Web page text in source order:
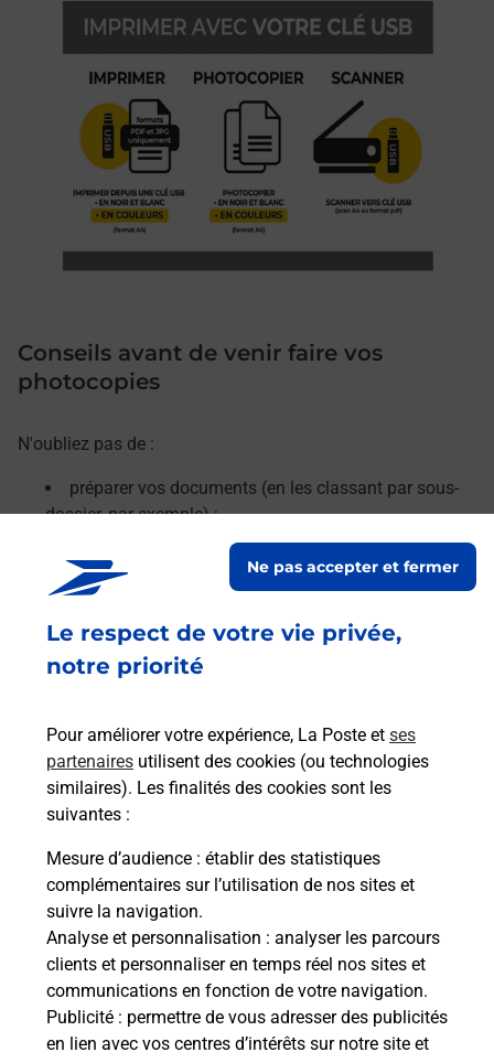
Le respect de votre vie privée,
notre priorité
Pour améliorer votre expérience, La Poste et ses
partenaires utilisent des cookies (ou technologies
similaires). Les finalités des cookies sont les
suivantes :
Mesure d’audience : établir des statistiques
complémentaires sur l’utilisation de nos sites et
suivre la navigation.
Analyse et personnalisation : analyser les parcours
clients et personnaliser en temps réel nos sites et
communications en fonction de votre navigation.
Publicité : permettre de vous adresser des publicités
en lien avec vos centres d’intérêts sur notre site et
Ne pas accepter et fermer
Conseils avant de venir faire vos
photocopies
N'oubliez pas de :
préparer vos documents (en les classant par sous-
dossier, par exemple) ;
retirer les agrafes, trombones et décorner vos pages.
Le lien s'ouvre dans un nouvel onglet
Services
En savoir plus
Envoyer un colis